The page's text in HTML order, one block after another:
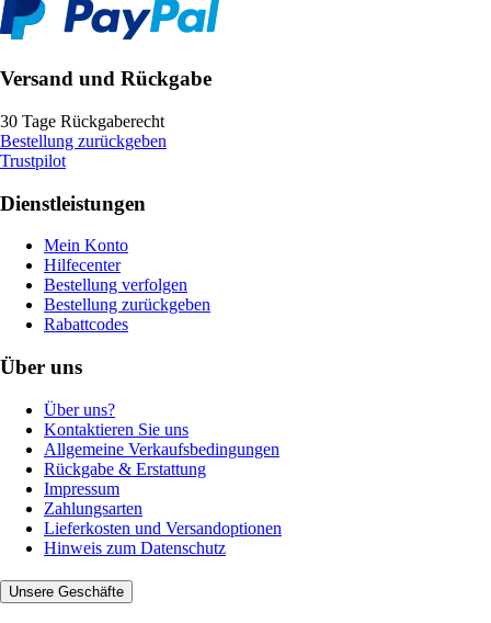
Versand und Rückgabe
30 Tage Rückgaberecht
Bestellung zurückgeben
Trustpilot
Dienstleistungen
Mein Konto
Hilfecenter
Bestellung verfolgen
Bestellung zurückgeben
Rabattcodes
Über uns
Über uns?
Kontaktieren Sie uns
Allgemeine Verkaufsbedingungen
Rückgabe & Erstattung
Impressum
Zahlungsarten
Lieferkosten und Versandoptionen
Hinweis zum Datenschutz
Unsere Geschäfte